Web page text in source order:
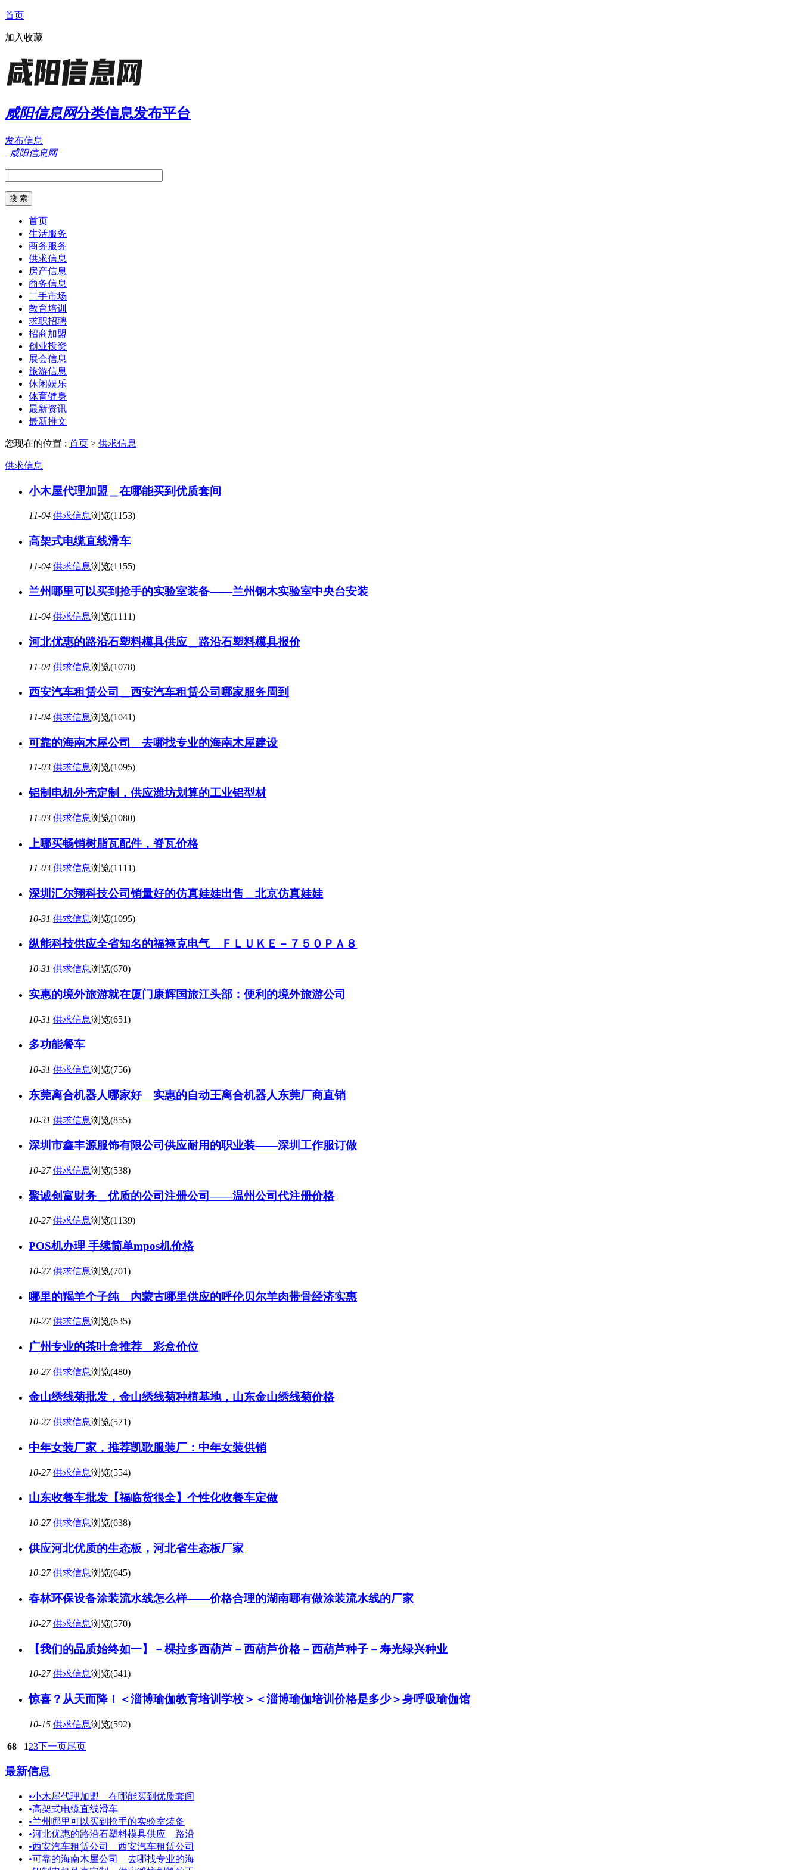
首页
加入收藏
咸阳信息网分类信息发布平台
发布信息
咸阳信息网
首页
生活服务
商务服务
供求信息
房产信息
商务信息
二手市场
教育培训
求职招聘
招商加盟
创业投资
展会信息
旅游信息
休闲娱乐
体育健身
最新资讯
最新推文
您现在的位置 : 首页 > 供求信息
供求信息
小木屋代理加盟＿在哪能买到优质套间
11-04 供求信息浏览(1153)
高架式电缆直线滑车
11-04 供求信息浏览(1155)
兰州哪里可以买到抢手的实验室装备——兰州钢木实验室中央台安装
11-04 供求信息浏览(1111)
河北优惠的路沿石塑料模具供应＿路沿石塑料模具报价
11-04 供求信息浏览(1078)
西安汽车租赁公司＿西安汽车租赁公司哪家服务周到
11-04 供求信息浏览(1041)
可靠的海南木屋公司＿去哪找专业的海南木屋建设
11-03 供求信息浏览(1095)
铝制电机外壳定制，供应潍坊划算的工业铝型材
11-03 供求信息浏览(1080)
上哪买畅销树脂瓦配件，脊瓦价格
11-03 供求信息浏览(1111)
深圳汇尔翔科技公司销量好的仿真娃娃出售＿北京仿真娃娃
10-31 供求信息浏览(1095)
纵能科技供应全省知名的福禄克电气＿ＦＬＵＫＥ－７５０ＰＡ８
10-31 供求信息浏览(670)
实惠的境外旅游就在厦门康辉国旅江头部：便利的境外旅游公司
10-31 供求信息浏览(651)
多功能餐车
10-31 供求信息浏览(756)
东莞离合机器人哪家好 实惠的自动王离合机器人东莞厂商直销
10-31 供求信息浏览(855)
深圳市鑫丰源服饰有限公司供应耐用的职业装——深圳工作服订做
10-27 供求信息浏览(538)
聚诚创富财务＿优质的公司注册公司——温州公司代注册价格
10-27 供求信息浏览(1139)
POS机办理 手续简单mpos机价格
10-27 供求信息浏览(701)
哪里的羯羊个子纯＿内蒙古哪里供应的呼伦贝尔羊肉带骨经济实惠
10-27 供求信息浏览(635)
广州专业的茶叶盒推荐 彩盒价位
10-27 供求信息浏览(480)
金山绣线菊批发，金山绣线菊种植基地，山东金山绣线菊价格
10-27 供求信息浏览(571)
中年女装厂家，推荐凯歌服装厂：中年女装供销
10-27 供求信息浏览(554)
山东收餐车批发【福临货很全】个性化收餐车定做
10-27 供求信息浏览(638)
供应河北优质的生态板，河北省生态板厂家
10-27 供求信息浏览(645)
春林环保设备涂装流水线怎么样——价格合理的湖南哪有做涂装流水线的厂家
10-27 供求信息浏览(570)
【我们的品质始终如一】－棵拉多西葫芦－西葫芦价格－西葫芦种子－寿光绿兴种业
10-27 供求信息浏览(541)
惊喜？从天而降！＜淄博瑜伽教育培训学校＞＜淄博瑜伽培训价格是多少＞身呼吸瑜伽馆
10-15 供求信息浏览(592)
68 123下一页尾页
最新信息
•小木屋代理加盟＿在哪能买到优质套间
•高架式电缆直线滑车
•兰州哪里可以买到抢手的实验室装备
•河北优惠的路沿石塑料模具供应＿路沿
•西安汽车租赁公司＿西安汽车租赁公司
•可靠的海南木屋公司＿去哪找专业的海